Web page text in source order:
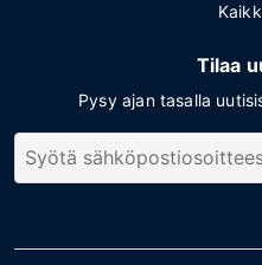
Tilaa
Pysy ajan tasalla